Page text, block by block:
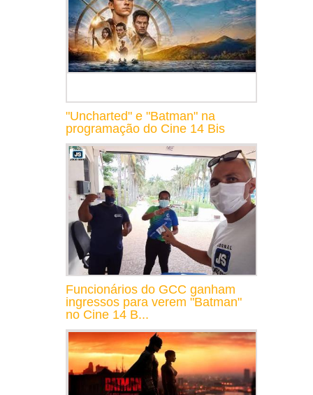
"Uncharted" e "Batman" na
programação do Cine 14 Bis
Funcionários do GCC ganham
ingressos para verem "Batman"
no Cine 14 B...